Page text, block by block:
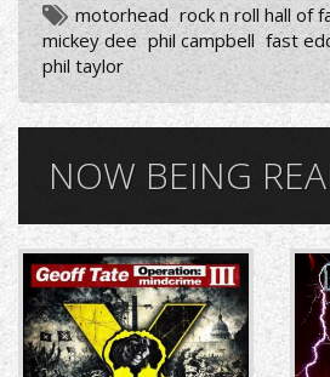
motorhead rock n roll hall of
mickey dee phil campbell fast
phil taylor
NOW BEING